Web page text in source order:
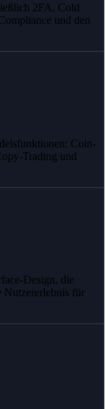
2FA, Cold
und den
Coin-
Trading und
Design, die
Nutzererlebnis für